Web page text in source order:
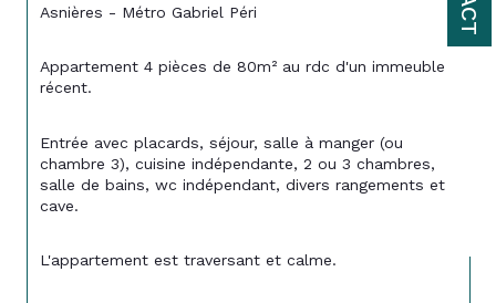
Asnières - Métro Gabriel Péri
Appartement 4 pièces de 80m² au rdc d'un immeuble
récent.
Entrée avec placards, séjour, salle à manger (ou
chambre 3), cuisine indépendante, 2 ou 3 chambres,
salle de bains, wc indépendant, divers rangements et
cave.
L'appartement est traversant et calme.